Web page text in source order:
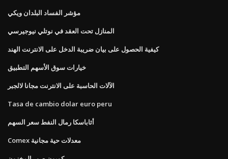
مؤشر الفساد البلدان ويكي
المنازل تحت العقد في نوتلي نيوجيرسي
كيفية الحصول على بيان ضريبة الدخل على الانترنت الهند
خيارات سوق الأسهم التطبيق
الآلات الحاسبة على الانترنت مجانا لالجبر
Tasa de cambio dolar euro peru
أثاباسكا رمال النفط سعر السهم
Comex معدلات حية مجانية